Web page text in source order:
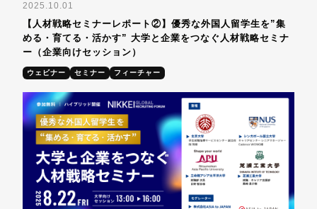
2025.10.01
【人材戦略セミナーレポート②】優秀な外国人留学生を”集
める・育てる・活かす” 大学と企業をつなぐ人材戦略セミナ
ー（企業向けセッション）
ウェビナー セミナー フィーチャー